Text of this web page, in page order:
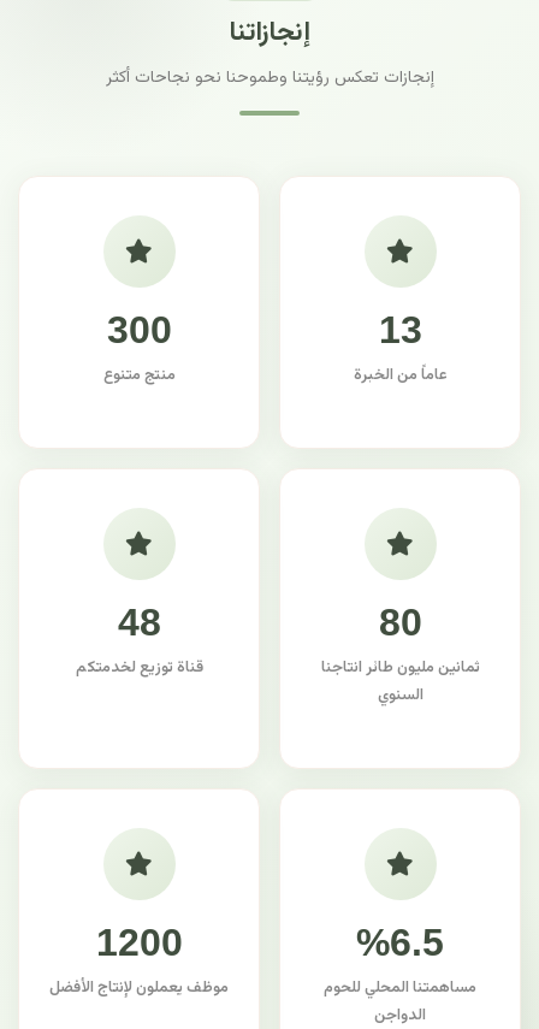
إنجازاتنا
إنجازات تعكس رؤيتنا وطموحنا نحو نجاحات أكثر
13
عاماً من الخبرة
300
منتج متنوع
80
ثمانين مليون طائر انتاجنا
السنوي
48
قناة توزيع لخدمتكم
%6.5
مساهمتنا المحلي للحوم
الدواجن
1200
موظف يعملون لإنتاج الأفضل